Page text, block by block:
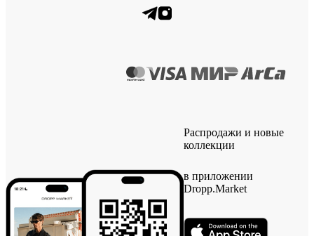
Распродажи и новые
коллекции
в приложении
Dropp.Market